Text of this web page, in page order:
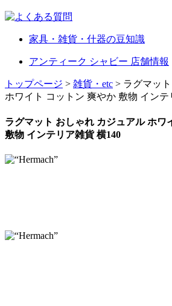
家具・雑貨・什器の豆知識
アンティーク シャビー 店舗情報
トップページ > 雑貨・etc > ラグマッ
ホワイト コットン 爽やか 敷物 インテ
ラグマット おしゃれ カジュアル ホワ
敷物 インテリア雑貨 横140